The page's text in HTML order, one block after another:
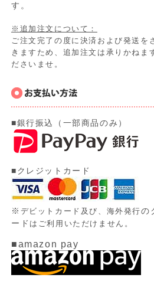
す。
※追加注文について：
ご注文完了の度に決済および発送を
きますため、追加注文は承りかねま
ださいませ。
■銀行振込（一部商品のみ）
■クレジットカード
※ デビットカード及び、 海外発行の
ード はご利用いただけません。
■amazon pay